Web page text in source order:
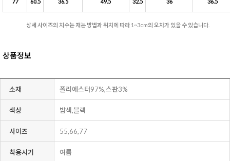
상세 사이즈의 치수는 재는 방법과 위치에 따라 1~3cm의 오차가 있을 수 있습니다.
상품정보
소재 폴리에스터97%,스판3%
색상 밤색,블랙
사이즈 55,66,77
착용시기 여름